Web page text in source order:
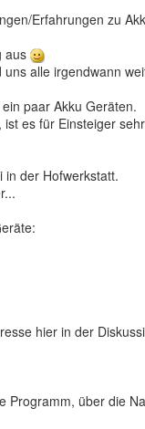
Erfahrungen zu
aus
alle irgendwann
paar Akku Geräten.
es für Einsteiger
in der Hofwerkstatt.
hier in der
über die